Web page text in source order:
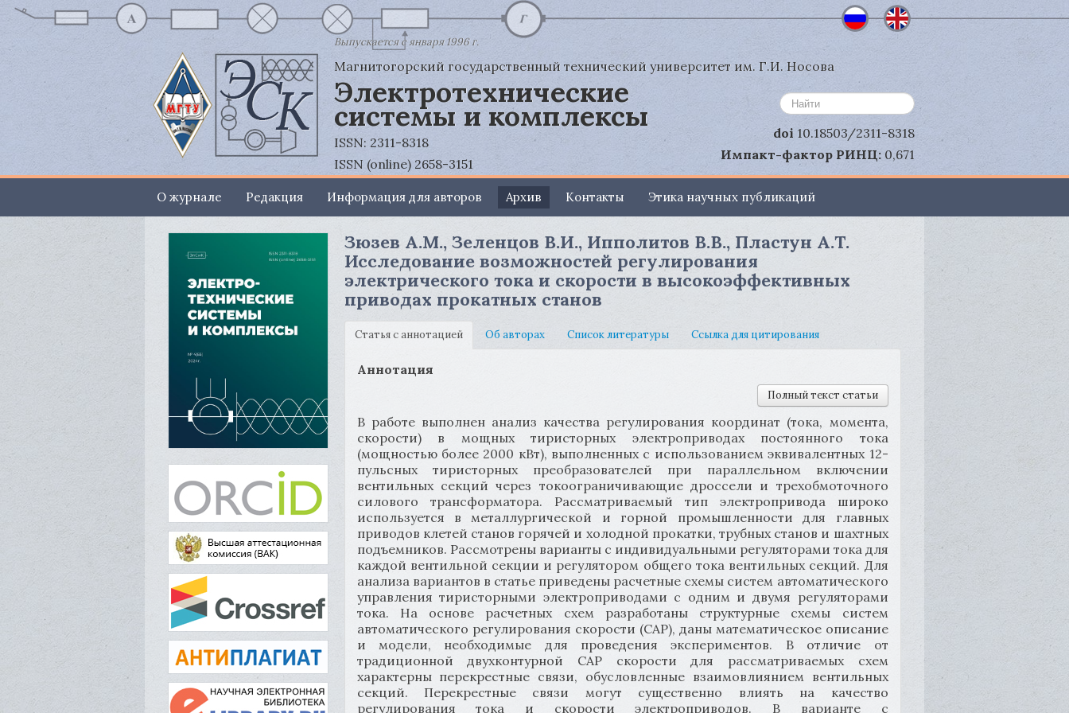
Искать...
Выпускается с января 1996 г.
Магнитогорский государственный технический университет им. Г.И. Носова
Электротехнические
системы и комплексы
ISSN: 2311-8318
ISSN (online) 2658-3151
Импакт-фактор РИНЦ:0,671
doi 10.18503/2311-8318
О журнале Редакция Информация для авторов Архив Контакты Этика научных публикаций
Зюзев А.М., Зеленцов В.И., Ипполитов В.В., Пластун А.Т.
Исследование возможностей регулирования
электрического тока и скорости в высокоэффективных
приводах прокатных станов
Статья с аннотацией Об авторах Список литературы Ссылка для цитирования
Аннотация
Полный текст статьи
В работе выполнен анализ качества регулирования координат (тока, момента,
скорости) в мощных тиристорных электроприводах постоянного тока
(мощностью более 2000 кВт), выполненных с использованием эквивалентных 12-
пульсных тиристорных преобразователей при параллельном включении
вентильных секций через токоограничивающие дроссели и трехобмоточного
силового трансформатора. Рассматриваемый тип электропривода широко
используется в металлургической и горной промышленности для главных
приводов клетей станов горячей и холодной прокатки, трубных станов и шахтных
подъемников. Рассмотрены варианты с индивидуальными регуляторами тока для
каждой вентильной секции и регулятором общего тока вентильных секций. Для
анализа вариантов в статье приведены расчетные схемы систем автоматического
управления тиристорными электроприводами с одним и двумя регуляторами
тока. На основе расчетных схем разработаны структурные схемы систем
автоматического регулирования скорости (САР), даны математическое описание
и модели, необходимые для проведения экспериментов. В отличие от
традиционной двухконтурной САР скорости для рассматриваемых схем
характерны перекрестные связи, обусловленные взаимовлиянием вентильных
секций. Перекрестные связи могут существенно влиять на качество
регулирования тока и скорости электроприводов. В варианте с